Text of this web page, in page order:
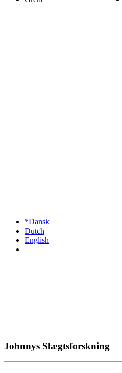
*Dansk
Dutch
English
Johnnys Slægtsforskning